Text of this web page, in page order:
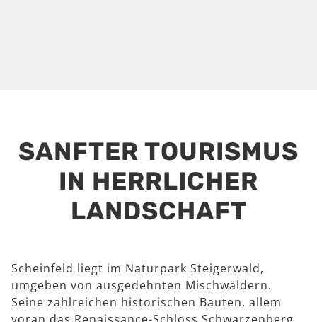
SANFTER TOURISMUS
IN HERRLICHER
LANDSCHAFT
Scheinfeld liegt im Naturpark Steigerwald,
umgeben von ausgedehnten Mischwäldern.
Seine zahlreichen historischen Bauten, allem